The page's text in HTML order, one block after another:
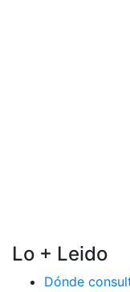
Lo + Leido
Dónde